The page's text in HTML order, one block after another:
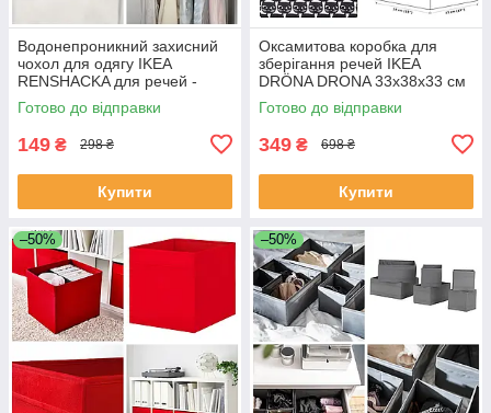
Водонепроникний захисний
чохол для одягу IKEA
RENSHACKA для речей -
сукні, костюма, пальто
505.301.01
Готово до відправки
149 ₴ 298 ₴
Купити
Оксамитова коробка для
зберігання речей IKEA
DRÖNA DRONA 33x38x33 см
чорно-білий (коти)
органайзер для одягу білизни
Готово до відправки
349 ₴ 698 ₴
Купити
–50% –50%